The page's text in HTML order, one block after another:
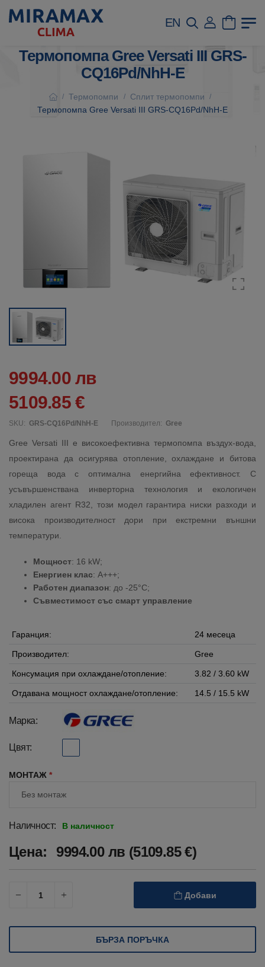
EN
Термопомпа Gree Versati III GRS-
CQ16Pd/NhH-E
/ Термопомпи / Сплит термопомпи /
Термопомпа Gree Versati III GRS-CQ16Pd/NhH-E
9994.00 лв
5109.85 €
SKU: GRS-CQ16Pd/NhH-E Производител: Gree
Gree Versati III е високоефективна термопомпа въздух-вода,
проектирана да осигурява отопление, охлаждане и битова
гореща вода с оптимална енергийна ефективност. С
усъвършенствана инверторна технология и екологичен
хладилен агент R32, този модел гарантира ниски разходи и
висока производителност дори при екстремни външни
температури.
Мощност: 16 kW;
Енергиен клас: A+++;
Работен диапазон: до -25°C;
Съвместимост със смарт управление
Гаранция: 24 месеца
Производител: Gree
Консумация при охлаждане/отопление: 3.82 / 3.60 kW
Отдавана мощност охлаждане/отопление: 14.5 / 15.5 kW
Марка:
Цвят:
МОНТАЖ *
Наличност: В наличност
Цена: 9994.00 лв (5109.85 €)
Добави
БЪРЗА ПОРЪЧКА